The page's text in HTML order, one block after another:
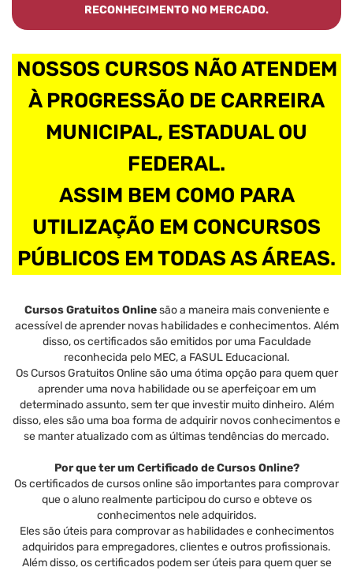
RECONHECIMENTO NO MERCADO.
NOSSOS CURSOS NÃO ATENDEM
À PROGRESSÃO DE CARREIRA
MUNICIPAL, ESTADUAL OU
FEDERAL.
ASSIM BEM COMO PARA
UTILIZAÇÃO EM CONCURSOS
PÚBLICOS EM TODAS AS ÁREAS.
Cursos Gratuitos Onlinesão a maneira mais conveniente e
acessível de aprender novas habilidades e conhecimentos. Além
disso, os certificados são emitidos por uma Faculdade
reconhecida pelo MEC, a FASUL Educacional.
Os Cursos Gratuitos Online são uma ótima opção para quem quer
aprender uma nova habilidade ou se aperfeiçoar em um
determinado assunto, sem ter que investir muito dinheiro. Além
disso, eles são uma boa forma de adquirir novos conhecimentos e
se manter atualizado com as últimas tendências do mercado.
Por que ter um Certificado de Cursos Online?
Os certificados de cursos online são importantes para comprovar
que o aluno realmente participou do curso e obteve os
conhecimentos nele adquiridos.
Eles são úteis para comprovar as habilidades e conhecimentos
adquiridos para empregadores, clientes e outros profissionais.
Além disso, os certificados podem ser úteis para quem quer se